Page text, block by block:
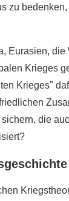
zu
Eurasien, die
Krieges
Krieges"
die